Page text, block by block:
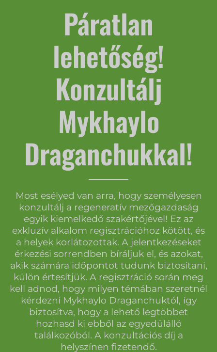
Páratlan
lehetőség!
Konzultálj
Mykhaylo
Draganchukkal!
Most esélyed van arra, hogy személyesen
konzultálj a regeneratív mezőgazdaság
egyik kiemelkedő szakértőjével! Ez az
exkluzív alkalom regisztrációhoz kötött, és
a helyek korlátozottak. A jelentkezéseket
érkezési sorrendben bíráljuk el, és azokat,
akik számára időpontot tudunk biztosítani,
külön értesítjük. A regisztráció során meg
kell adnod, hogy milyen témában szeretnél
kérdezni Mykhaylo Draganchuktól, így
biztosítva, hogy a lehető legtöbbet
hozhasd ki ebből az egyedülálló
találkozóból. A konzultációs díj a
helyszínen fizetendő.